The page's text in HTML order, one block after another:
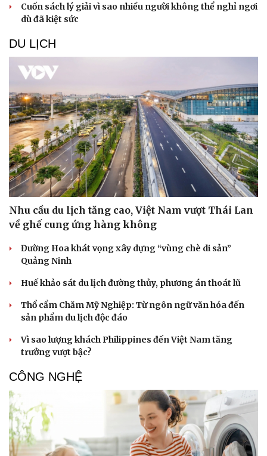
Dinh dưỡng - món ngon
Cây thuốc
Sản phụ khoa
Nhi khoa
Nam khoa
Làm đẹp - giảm cân
Phòng mạch online
Ăn sạch sống khỏe
Blog
Cuốn sách lý giải vì sao nhiều người không thể nghỉ ngơi
dù đã kiệt sức
DU LỊCH
Nhu cầu du lịch tăng cao, Việt Nam vượt Thái Lan
về ghế cung ứng hàng không
Đường Hoa khát vọng xây dựng “vùng chè di sản”
Quảng Ninh
Huế khảo sát du lịch đường thủy, phương án thoát lũ
Thổ cẩm Chăm Mỹ Nghiệp: Từ ngôn ngữ văn hóa đến
sản phẩm du lịch độc đáo
Vì sao lượng khách Philippines đến Việt Nam tăng
trưởng vượt bậc?
CÔNG NGHỆ